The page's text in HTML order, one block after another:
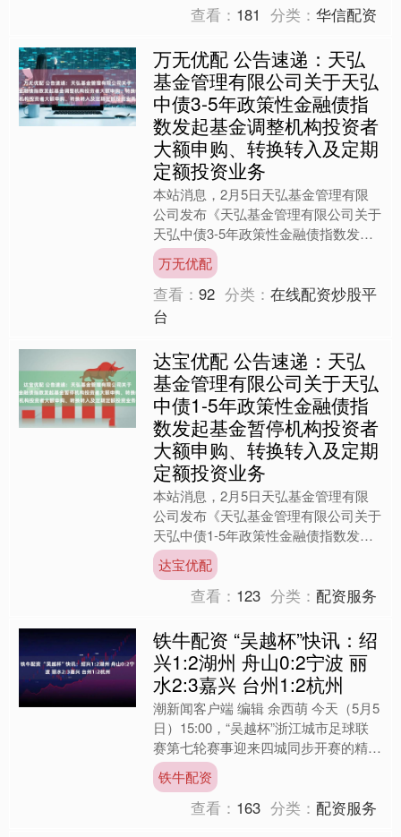
查看： 181 分类：华信配资
万无优配 公告速递：天弘
基金管理有限公司关于天弘
中债3-5年政策性金融债指
数发起基金调整机构投资者
大额申购、转换转入及定期
定额投资业务
本站消息，2月5日天弘基金管理有限
公司发布《天弘基金管理有限公司关于
天弘中债3-5年政策性金融债指数发起
式证券投资基金调整机构投资者大额申
购、转换转入及定期定额....
万无优配
查看：92 分类：在线配资炒股平
台
达宝优配 公告速递：天弘
基金管理有限公司关于天弘
中债1-5年政策性金融债指
数发起基金暂停机构投资者
大额申购、转换转入及定期
定额投资业务
本站消息，2月5日天弘基金管理有限
公司发布《天弘基金管理有限公司关于
天弘中债1-5年政策性金融债指数发起
式证券投资基金暂停机构投资者大额申
购、转换转入及定期定额....
达宝优配
查看： 123 分类：配资服务
铁牛配资 “吴越杯”快讯：绍
兴1:2湖州 舟山0:2宁波 丽
水2:3嘉兴 台州1:2杭州
潮新闻客户端 编辑 余西萌 今天（5月5
日）15:00，“吴越杯”浙江城市足球联
赛第七轮赛事迎来四城同步开赛的精彩
盛况：台州VS杭州、绍兴VS湖州、舟
山VS宁波....
铁牛配资
查看： 163 分类：配资服务